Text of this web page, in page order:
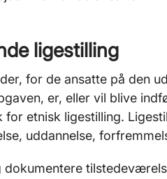
ligestilling
for de ansatte på den
er, eller vil blive
etnisk ligestilling.
uddannelse,